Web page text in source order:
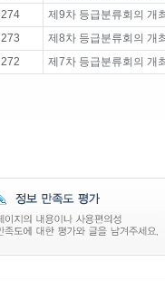
274
제9차 등급분류회의 개
273
제8차 등급분류회의 개
272
제7차 등급분류회의 개